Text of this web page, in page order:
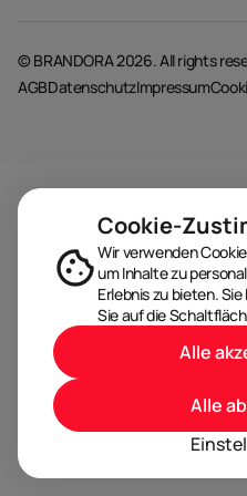
© BRANDORA 2026. All rights
AGBDatenschutzImpressum
Cookie-
Wir verwenden
um Inhalte zu
Erlebnis zu bieten.
Sie auf die
Alle
Alle